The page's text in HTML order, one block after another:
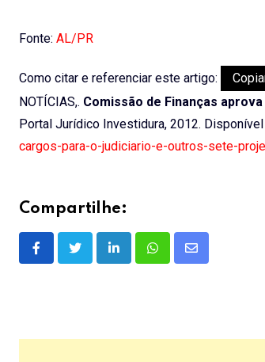
Fonte: AL/PR
Como citar e referenciar este artigo:
NOTÍCIAS,. Comissão de Finanças
Portal Jurídico Investidura, 2012. Disponível
cargos-para-o-judiciario-e-outros-sete-
Compartilhe:
LinkedInWhatsappShare